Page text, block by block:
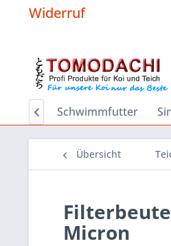
Widerruf
Schwimmfutter

Übersicht
Micron